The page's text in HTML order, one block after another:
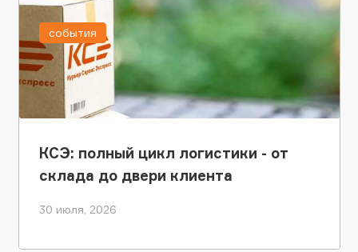
КСЭ: полный цикл логистики - от
склада до двери клиента
30 июля, 2026
события